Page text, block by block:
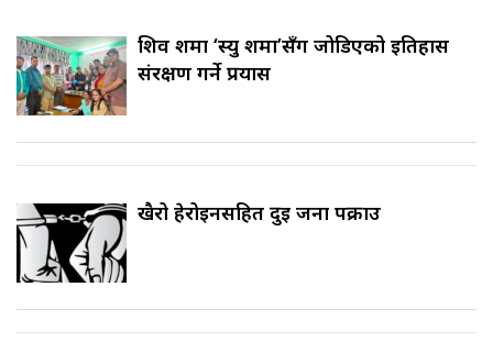
शिव शर्मा ‘स्यु शर्मा’सँग जोडिएको इतिहास
संरक्षण गर्ने प्रयास
खैरो हेरोइनसहित दुई जना पक्राउ